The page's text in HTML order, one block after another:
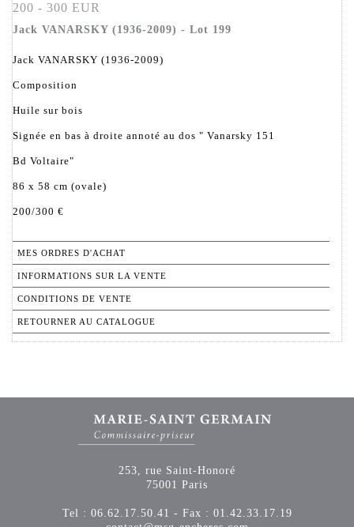
200 - 300 EUR
Jack VANARSKY (1936-2009) - Lot 199
Jack VANARSKY (1936-2009)
Composition
Huile sur bois
Signée en bas à droite annoté au dos " Vanarsky 151
Bd Voltaire"
86 x 58 cm (ovale)
200/300 €
MES ORDRES D'ACHAT
INFORMATIONS SUR LA VENTE
CONDITIONS DE VENTE
RETOURNER AU CATALOGUE
253, rue Saint-Honoré
75001 Paris
Tel : 06.62.17.50.41 - Fax : 01.42.33.17.19